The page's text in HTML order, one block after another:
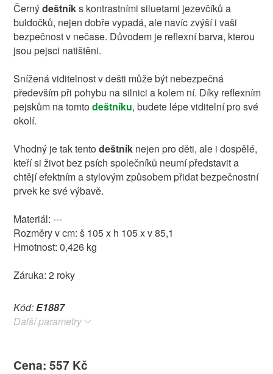
Černýdeštníks kontrastními siluetami jezevčíků a
buldočků, nejen dobře vypadá, ale navíc zvýší i vaši
bezpečnost v nečase. Důvodem je reflexní barva, kterou
jsou pejsci natištěni.
Snížená viditelnost v dešti může být nebezpečná
především při pohybu na silnici a kolem ní. Díky reflexním
pejskům na tomto deštníku, budete lépe viditelní pro své
okolí.
Vhodný je tak tento deštníknejen pro děti, ale i dospělé,
kteří si život bez psích společníků neumí představit a
chtějí efektním a stylovým způsobem přidat bezpečnostní
prvek ke své výbavě.
Materiál: ---
Rozměry v cm: š 105 x h 105 x v 85,1
Hmotnost: 0,426 kg
Záruka: 2 roky
Kód: E1887
Další parametry
Cena: 557 Kč